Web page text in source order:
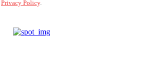
Privacy Policy.